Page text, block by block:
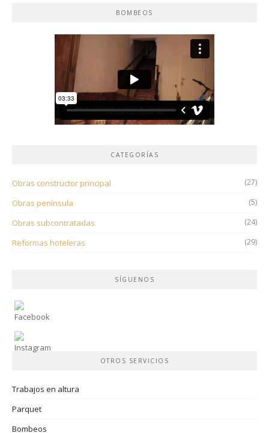
BOMBEOS
CATEGORÍAS
Obras constructor principal (27)
Obras península (5)
Obras subcontratadas (24)
Reformas hoteleras (29)
SÍGUENOS
OTROS SERVICIOS
Trabajos en altura
Parquet
Bombeos